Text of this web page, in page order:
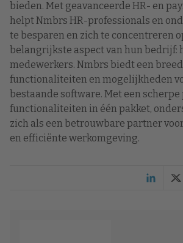
bieden. Met geavanceerde HR- en
helpt Nmbrs HR-professionals en
te besparen en zich te concentreren
belangrijkste aspect van hun bedrijf:
medewerkers. Nmbrs biedt een
functionaliteiten en mogelijkheden
bestaande software. Met een scherpe
functionaliteiten in één pakket,
zich als een betrouwbare partner
en efficiënte werkomgeving.